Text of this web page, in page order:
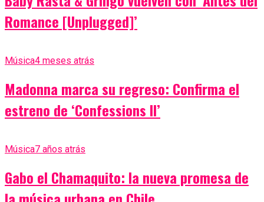
Romance [Unplugged]’
Música4 meses atrás
Madonna marca su regreso: Confirma el
estreno de ‘Confessions II’
Música7 años atrás
Gabo el Chamaquito: la nueva promesa de